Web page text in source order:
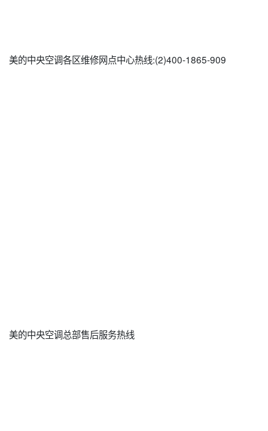
美的中央空调各区维修网点中心热线:(2)400-1865-909
美的中央空调总部售后服务热线